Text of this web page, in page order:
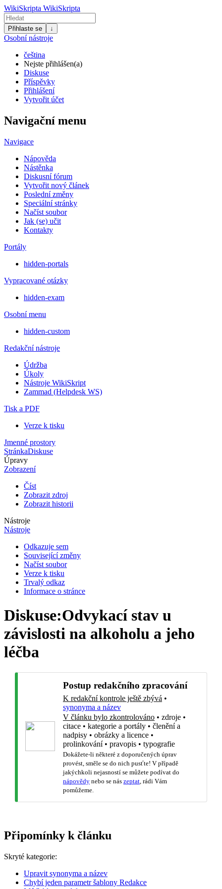
WikiSkripta WikiSkripta
Přihlaste se ↓
Osobní nástroje
čeština
Nejste přihlášen(a)
Diskuse
Příspěvky
Přihlášení
Vytvořit účet
Navigační menu
Navigace
Nápověda
Nástěnka
Diskusní fórum
Vytvořit nový článek
Poslední změny
Speciální stránky
Načíst soubor
Jak (se) učit
Kontakty
Portály
hidden-portals
Vypracované otázky
hidden-exam
Osobní menu
hidden-custom
Redakční nástroje
Údržba
Úkoly
Nástroje WikiSkript
Zammad (Helpdesk WS)
Tisk a PDF
Verze k tisku
Jmenné prostory
StránkaDiskuse
Úpravy
Zobrazení
Číst
Zobrazit zdroj
Zobrazit historii
Nástroje
Nástroje
Odkazuje sem
Související změny
Načíst soubor
Verze k tisku
Trvalý odkaz
Informace o stránce
Diskuse:Odvykací stav u
závislosti na alkoholu a jeho
léčba
Postup redakčního zpracování
K redakční kontrole ještě zbývá •
synonyma a název
V článku bylo zkontrolováno • zdroje •
citace • kategorie a portály • členění a
nadpisy • obrázky a licence •
prolinkování• pravopis • typografie
Dokážete-li některé z doporučených úprav
provést, směle se do nich pusťte! V případě
jakýchkoli nejasností se můžete podívat do
nápovědy nebo se nás zeptat , rádi Vám
pomůžeme.
Připomínky k článku
Skryté kategorie:
Upravit synonyma a název
Chybí jeden parametr šablony Redakce